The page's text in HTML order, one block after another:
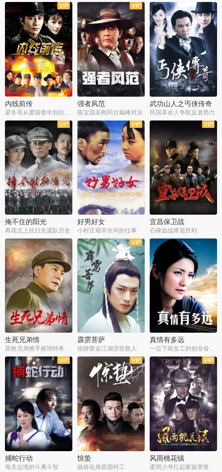
全30集
内线前传
全30集
强者风范
陈宝国吴刚同台巅峰对决
全30集
武功山人之丐侠传奇
民国革命人争取反袁势力
全38集
掩不住的阳光
再现北上抗日先遣队历史
全9集
好男好女
小村庄艰辛坎坷的往事
全35集
宜昌保卫战
石碑血战终迎胜利
全37集
生死兄弟情
异姓兄弟携手摧毁特务阴谋
全40集
霹雳菩萨
徐静蕾走江湖济世救人
全25集
真情有多远
一位下岗女工的创业奋斗史
全22集
捕蛇行动
海关边境的斗勇斗智
全39集
惊蛰
杨烁化身双面特工
全36集
风雨桃花镇
柔弱少爷扛起家族荣誉